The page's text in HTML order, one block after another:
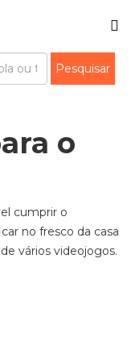
o
cumprir o
no fresco da casa
vários videojogos.